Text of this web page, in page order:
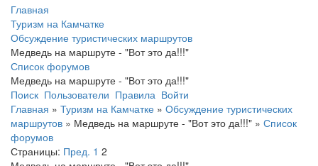
Главная
Туризм на Камчатке
Обсуждение туристических маршрутов
Медведь на маршруте - "Вот это да!!!"
Список форумов
Медведь на маршруте - "Вот это да!!!"
Поиск Пользователи Правила Войти
Главная » Туризм на Камчатке » Обсуждение туристических
маршрутов » Медведь на маршруте - "Вот это да!!!" » Список
форумов
Страницы: Пред. 1 2